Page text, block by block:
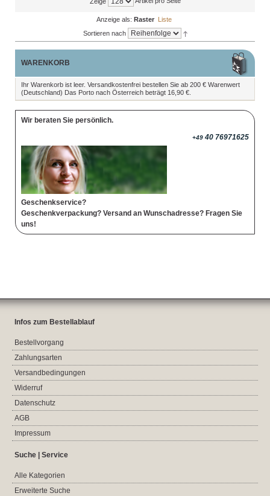
Anzeige als: Raster Liste
Sortieren nach
WARENKORB
Ihr Warenkorb ist leer. Versandkostenfrei bestellen Sie ab 200 € Warenwert
(Deutschland) Das Porto nach Österreich beträgt 16,90 €.
Wir beraten Sie persönlich.
+49 40 76971625
Geschenkservice?
Geschenkverpackung? Versand an Wunschadresse? Fragen Sie
uns!
Infos zum Bestellablauf
Bestellvorgang
Zahlungsarten
Versandbedingungen
Widerruf
Datenschutz
AGB
Impressum
Suche | Service
Alle Kategorien
Erweiterte Suche